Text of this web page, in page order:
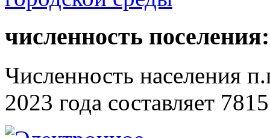
численность поселения:
Численность населения
2023 года составляет